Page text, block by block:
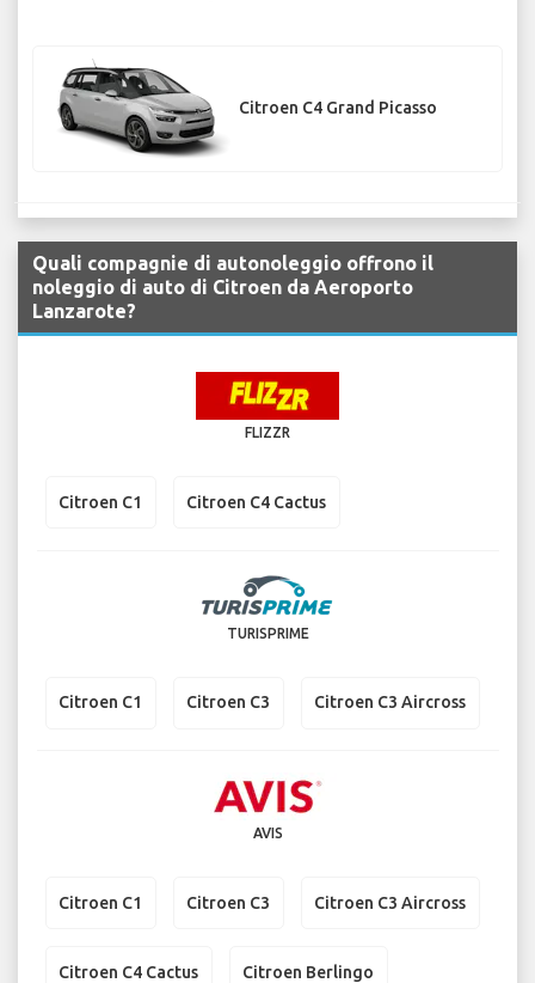
Citroen C4 Grand Picasso
Quali compagnie di autonoleggio offrono il
noleggio di auto di Citroen da Aeroporto
Lanzarote?
FLIZZR
Citroen C1 Citroen C4 Cactus
TURISPRIME
Citroen C1 Citroen C3 Citroen C3 Aircross
AVIS
Citroen C1 Citroen C3 Citroen C3 Aircross
Citroen C4 Cactus Citroen Berlingo